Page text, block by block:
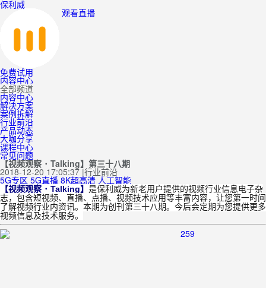
保利威
观看直播
免费试用
内容中心
全部频道
内容中心
解决方案
案例拆解
行业前沿
产品动态
大咖分享
课程中心
常见问题
【视频观察 ･ Talking】第三十八期
2018-12-20 17:05:37 |行业前沿
5G专区 5G直播 8K超高清 人工智能
【视频观察 ･ Talking】 是保利威为新老用户提供的视频行业信息电子杂
志，包含短视频、直播、点播、视频技术应用等丰富内容，让您第一时间
了解视频行业内资讯。本期为创刊第三十八期。今后会定期为您提供更多
视频信息及技术服务。